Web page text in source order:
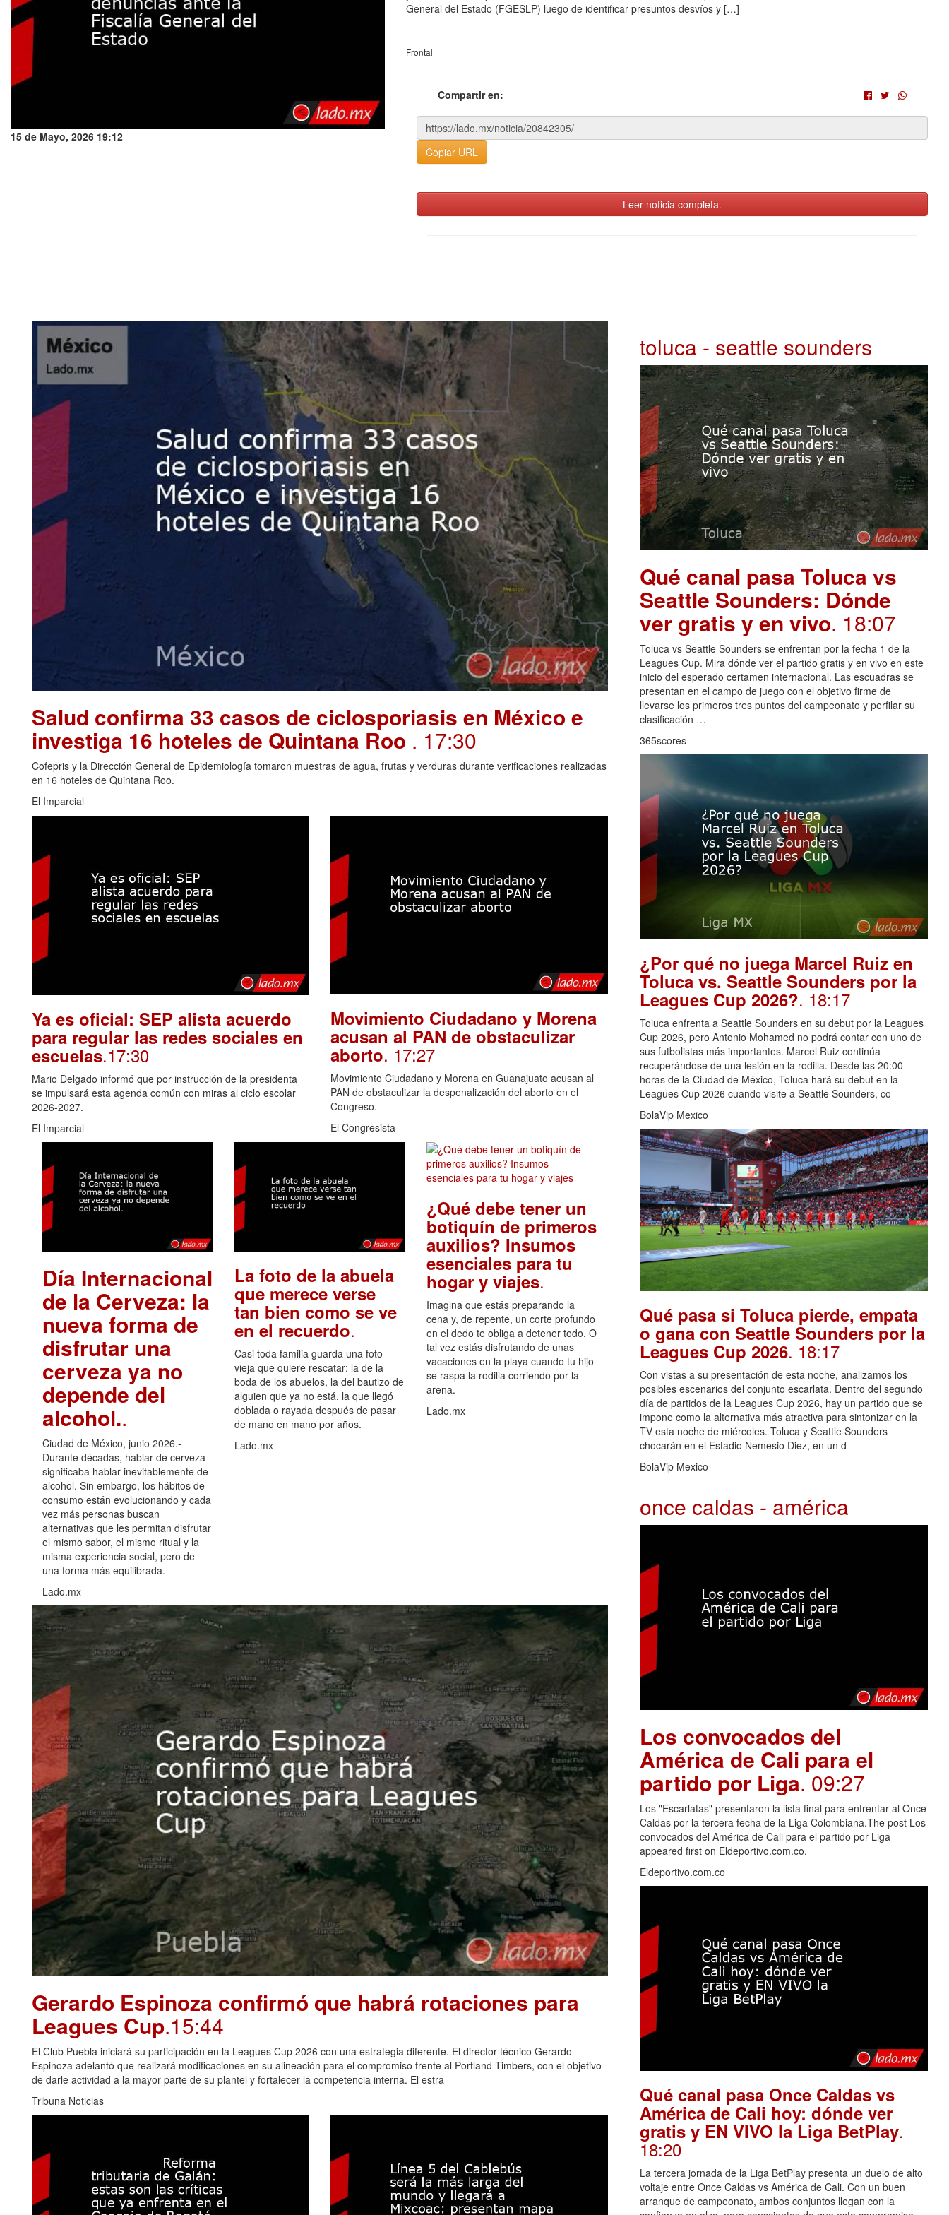
15 de Mayo, 2026 19:12
General del Estado (FGESLP) luego de identificar presuntos desvíos y […]
Frontal
Compartir en:
Copiar URL
Leer noticia completa.
Salud confirma 33 casos de ciclosporiasis en México e
investiga 16 hoteles de Quintana Roo . 17:30
Cofepris y la Dirección General de Epidemiología tomaron muestras de agua, frutas y verduras durante verificaciones realizadas
en 16 hoteles de Quintana Roo.
El Imparcial
Ya es oficial: SEP alista acuerdo
para regular las redes sociales en
escuelas.17:30
Mario Delgado informó que por instrucción de la presidenta
se impulsará esta agenda común con miras al ciclo escolar
2026-2027.
El Imparcial
Movimiento Ciudadano y Morena
acusan al PAN de obstaculizar
aborto. 17:27
Movimiento Ciudadano y Morena en Guanajuato acusan al
PAN de obstaculizar la despenalización del aborto en el
Congreso.
El Congresista
Día Internacional
de la Cerveza: la
nueva forma de
disfrutar una
cerveza ya no
depende del
alcohol..
Ciudad de México, junio 2026.-
Durante décadas, hablar de cerveza
significaba hablar inevitablemente de
alcohol. Sin embargo, los hábitos de
consumo están evolucionando y cada
vez más personas buscan
alternativas que les permitan disfrutar
el mismo sabor, el mismo ritual y la
misma experiencia social, pero de
una forma más equilibrada.
Lado.mx
La foto de la abuela
que merece verse
tan bien como se ve
en el recuerdo.
Casi toda familia guarda una foto
vieja que quiere rescatar: la de la
boda de los abuelos, la del bautizo de
alguien que ya no está, la que llegó
doblada o rayada después de pasar
de mano en mano por años.
Lado.mx
¿Qué debe tener un
botiquín de primeros
auxilios? Insumos
esenciales para tu
hogar y viajes.
Imagina que estás preparando la
cena y, de repente, un corte profundo
en el dedo te obliga a detener todo. O
tal vez estás disfrutando de unas
vacaciones en la playa cuando tu hijo
se raspa la rodilla corriendo por la
arena.
Lado.mx
Gerardo Espinoza confirmó que habrá rotaciones para
Leagues Cup.15:44
El Club Puebla iniciará su participación en la Leagues Cup 2026 con una estrategia diferente. El director técnico Gerardo
Espinoza adelantó que realizará modificaciones en su alineación para el compromiso frente al Portland Timbers, con el objetivo
de darle actividad a la mayor parte de su plantel y fortalecer la competencia interna. El estra
Tribuna Noticias
toluca - seattle sounders
Qué canal pasa Toluca vs
Seattle Sounders: Dónde
ver gratis y en vivo. 18:07
Toluca vs Seattle Sounders se enfrentan por la fecha 1 de la
Leagues Cup. Mira dónde ver el partido gratis y en vivo en este
inicio del esperado certamen internacional. Las escuadras se
presentan en el campo de juego con el objetivo firme de
llevarse los primeros tres puntos del campeonato y perfilar su
clasificación …
365scores
¿Por qué no juega Marcel Ruiz en
Toluca vs. Seattle Sounders por la
Leagues Cup 2026?. 18:17
Toluca enfrenta a Seattle Sounders en su debut por la Leagues
Cup 2026, pero Antonio Mohamed no podrá contar con uno de
sus futbolistas más importantes. Marcel Ruiz continúa
recuperándose de una lesión en la rodilla. Desde las 20:00
horas de la Ciudad de México, Toluca hará su debut en la
Leagues Cup 2026 cuando visite a Seattle Sounders, co
BolaVip Mexico
Qué pasa si Toluca pierde, empata
o gana con Seattle Sounders por la
Leagues Cup 2026. 18:17
Con vistas a su presentación de esta noche, analizamos los
posibles escenarios del conjunto escarlata. Dentro del segundo
día de partidos de la Leagues Cup 2026, hay un partido que se
impone como la alternativa más atractiva para sintonizar en la
TV esta noche de miércoles. Toluca y Seattle Sounders
chocarán en el Estadio Nemesio Diez, en un d
BolaVip Mexico
once caldas - américa
Los convocados del
América de Cali para el
partido por Liga. 09:27
Los "Escarlatas" presentaron la lista final para enfrentar al Once
Caldas por la tercera fecha de la Liga Colombiana.The post Los
convocados del América de Cali para el partido por Liga
appeared first on Eldeportivo.com.co.
Eldeportivo.com.co
Qué canal pasa Once Caldas vs
América de Cali hoy: dónde ver
gratis y EN VIVO la Liga BetPlay.
18:20
La tercera jornada de la Liga BetPlay presenta un duelo de alto
voltaje entre Once Caldas vs América de Cali. Con un buen
arranque de campeonato, ambos conjuntos llegan con la